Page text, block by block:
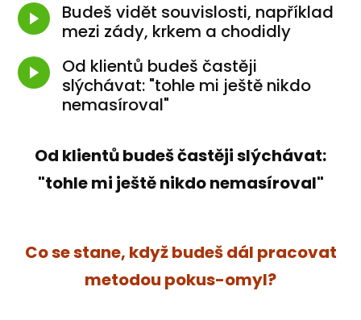
Budeš vidět souvislosti, například
mezi zády, krkem a chodidly
Od klientů budeš častěji
slýchávat: "tohle mi ještě nikdo
nemasíroval"
Od klientů budeš častěji slýchávat:
"tohle mi ještě nikdo nemasíroval"
Co se stane, když budeš dál pracovat
metodou pokus-omyl?